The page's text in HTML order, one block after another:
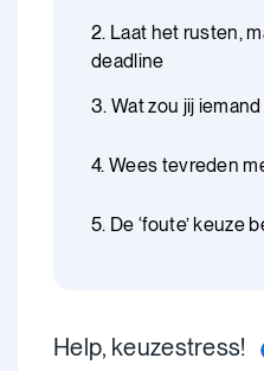
2. Laat het rusten,
deadline
3. Wat zou jij
4. Wees tevreden
5. De ‘foute’ keuze
Help, keuzestress!